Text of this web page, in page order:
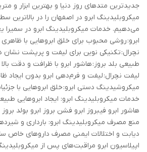
جدیدترین متدهای روز دنیا و بهترین ابزار و
میکروبلیدینگ ابرو در اصفهان را در بالاترین
می‌دهیم. خدمات میکروبلیدینگ ابرو در سمیرا
ابرو: روشی محبوب برای خلق ابروهایی با
نچرال: تکنیکی نوین برای لیفت و پرپشت نشان
طبیعی بلد بروز: هاشور ابرو با ظرافت و دقت
لیفت نچرال: لیفت و فرم‌دهی ابرو بدون ایجاد
میکروشیدینگ دستی ابرو: خلق ابروهایی با
خدمات میکروبلیدینگ ابرو: ایجاد ابروهایی
هاشور ابرو فیبروز ابرو فشن بروز ابرو بولد بروز
منع مصرف میکروبلیدینگ ابرو: بارداری و
دیابت و اختلالات ایمنی مصرف داروهای خاص
اپیلاسیون ابرو مراقبت‌های پس از